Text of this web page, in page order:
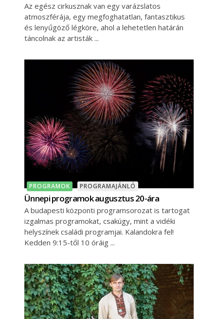
Az egész cirkusznak van egy varázslatos
atmoszférája, egy megfoghatatlan, fantasztikus
és lenyűgöző légköre, ahol a lehetetlen határán
táncolnak az artisták
PROGRAMOK PROGRAMAJÁNLÓ
Ünnepi programok augusztus 20-ára
A budapesti központi programsorozat is tartogat
izgalmas programokat, csakúgy, mint a vidéki
helyszínek családi programjai. Kalandokra fel!
Kedden 9:15-től 10 óráig